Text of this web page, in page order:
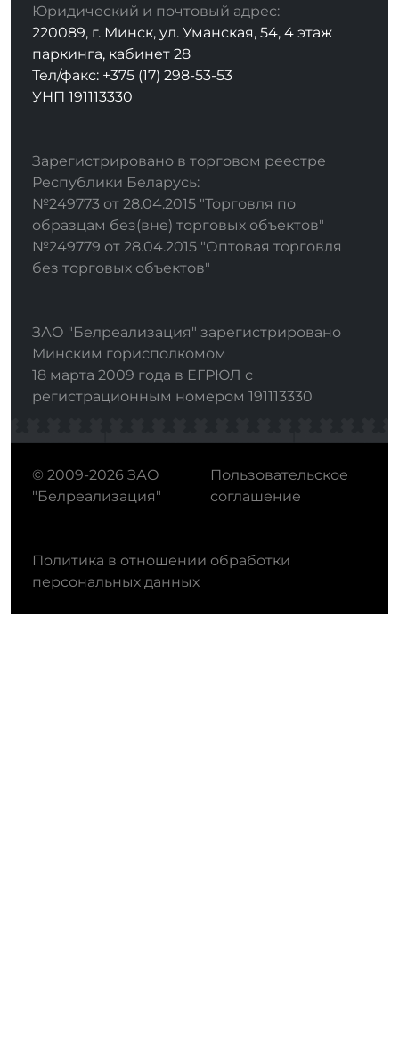
Юридический и почтовый адрес:
220089, г. Минск, ул. Уманская, 54, 4 этаж
паркинга, кабинет 28
Тел/факс: +375 (17) 298-53-53
УНП 191113330
Зарегистрировано в торговом реестре
Республики Беларусь:
№249773 от 28.04.2015 "Торговля по
образцам без(вне) торговых объектов"
№249779 от 28.04.2015 "Оптовая торговля
без торговых объектов"
ЗАО "Белреализация" зарегистрировано
Минским горисполкомом
18 марта 2009 года в ЕГРЮЛ с
регистрационным номером 191113330
© 2009-2026 ЗАО
"Белреализация"
Пользовательское
соглашение
Политика в отношении обработки
персональных данных